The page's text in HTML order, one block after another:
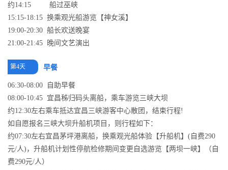
约14:15 船过巫峡
15:15-18:15 换乘观光船游览【神女溪】
19:00-20:30 船长欢送晚宴
21:00-21:45 晚间文艺演出
第4天 早餐
06:30-08:00 自助早餐
08:00-10:45 宜昌秭归码头离船，乘车游览三峡大坝
约12:30左右乘车抵达宜昌三峡游客中心散团，结束行程!
如自愿报名三峡大坝升船机项目，则行程如下：
约07:30左右宜昌茅坪港离船，换乘观光船体验【升船机】(自费290
元/人)，升船机计划性停航检修期间变更自选游览【两坝一峡】（自
费290元/人）